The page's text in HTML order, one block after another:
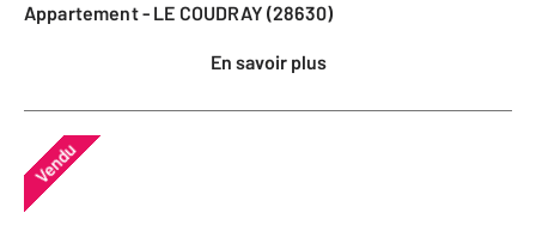
Appartement - LE COUDRAY (28630)
En savoir plus
Vendu